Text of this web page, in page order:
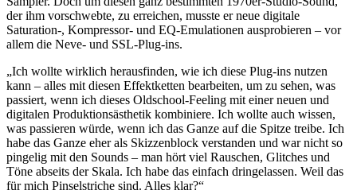
der ihm vorschwebte, zu erreichen, musste er neue digitale
Saturation-, Kompressor- und EQ-Emulationen ausprobieren – vor
allem die Neve- und SSL-Plug-ins.
„Ich wollte wirklich herausfinden, wie ich diese Plug-ins nutzen
kann – alles mit diesen Effektketten bearbeiten, um zu sehen, was
passiert, wenn ich dieses Oldschool-Feeling mit einer neuen und
digitalen Produktionsästhetik kombiniere. Ich wollte auch wissen,
was passieren würde, wenn ich das Ganze auf die Spitze treibe. Ich
habe das Ganze eher als Skizzenblock verstanden und war nicht so
pingelig mit den Sounds – man hört viel Rauschen, Glitches und
Töne abseits der Skala. Ich habe das einfach dringelassen. Weil das
für mich Pinselstriche sind. Alles klar?“